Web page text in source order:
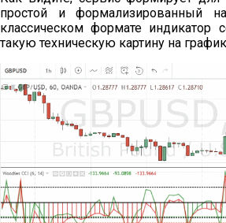
простой и формализированный
классическом формате индикатор
такую техническую картину на